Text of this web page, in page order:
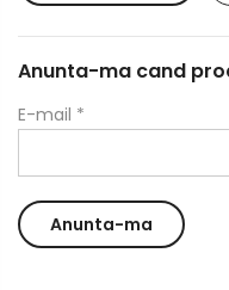
Anunta-ma cand
E-mail *